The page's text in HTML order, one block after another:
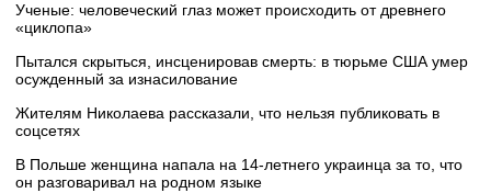
Ученые: человеческий глаз может происходить от древнего
«циклопа»
Пытался скрыться, инсценировав смерть: в тюрьме США умер
осужденный за изнасилование
Жителям Николаева рассказали, что нельзя публиковать в
соцсетях
В Польше женщина напала на 14-летнего украинца за то, что
он разговаривал на родном языке